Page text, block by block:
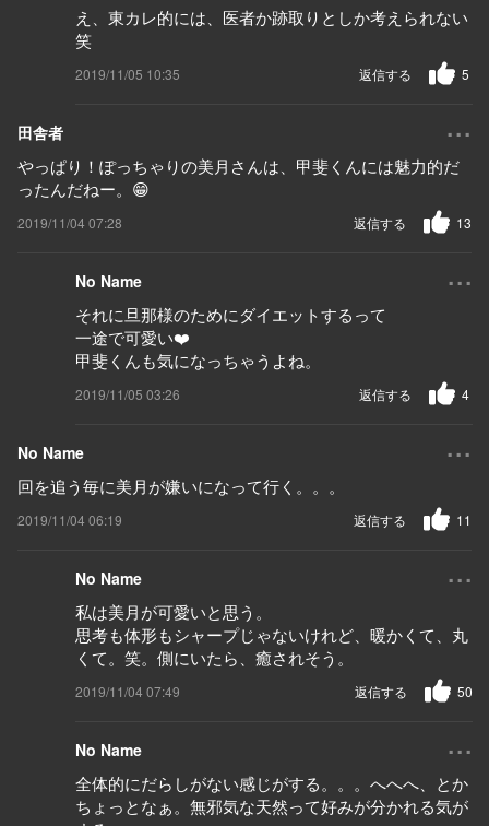
え、東カレ的には、医者か跡取りとしか考えられない
笑
2019/11/05 10:35 5
返信する
田舎者 ...
やっぱり！ぽっちゃりの美月さんは、甲斐くんには魅力的だ
ったんだねー。😁
2019/11/04 07:28 13
返信する
No Name ...
それに旦那様のためにダイエットするって
一途で可愛い❤️
甲斐くんも気になっちゃうよね。
2019/11/05 03:26 4
返信する
No Name ...
回を追う毎に美月が嫌いになって行く。。。
2019/11/04 06:19 11
返信する
No Name ...
私は美月が可愛いと思う。
思考も体形もシャープじゃないけれど、暖かくて、丸
くて。笑。側にいたら、癒されそう。
2019/11/04 07:49 50
返信する
No Name ...
全体的にだらしがない感じがする。。。へへへ、とか
ちょっとなぁ。無邪気な天然って好みが分かれる気が